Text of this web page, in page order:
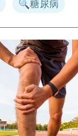
🔍糖尿病